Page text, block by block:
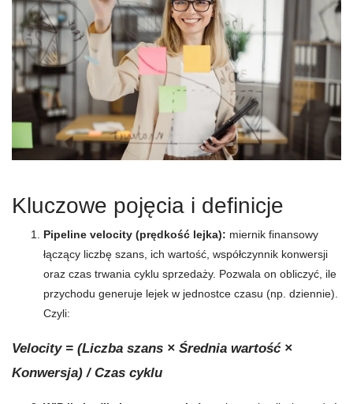
Kluczowe pojęcia i definicje
Pipeline velocity (prędkość lejka): miernik finansowy
łączący liczbę szans, ich wartość, współczynnik konwersji
oraz czas trwania cyklu sprzedaży. Pozwala on obliczyć, ile
przychodu generuje lejek w jednostce czasu (np. dziennie).
Czyli:
Velocity = (Liczba szans × Średnia wartość ×
Konwersja) / Czas cyklu